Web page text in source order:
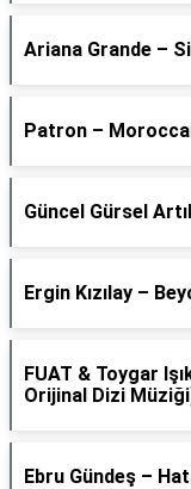
Ariana Grande –
Patron –
Güncel Gürsel
Ergin Kızılay –
FUAT & Toygar
Orijinal Dizi
Ebru Gündeş –